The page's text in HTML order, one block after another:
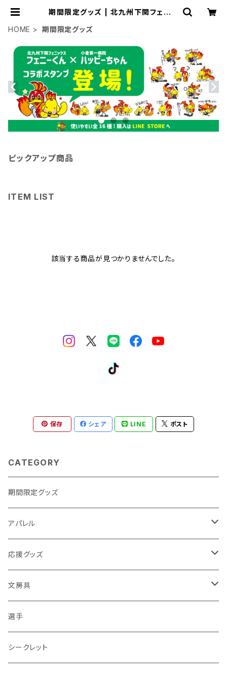
期間限定グッズ | 北九州下関フェニッ
HOME
期間限定グッズ
ピックアップ商品
ITEM LIST
該当する商品が見つかりませんでした。
保存 シェア LINE ポスト
CATEGORY
期間限定グッズ
アパレル
Tシャツ
タオル
マスク
パーカー
応援グッズ
メガホン
選手名鑑
くまちゃん
文房具
ペン
色紙
選手
シークレット